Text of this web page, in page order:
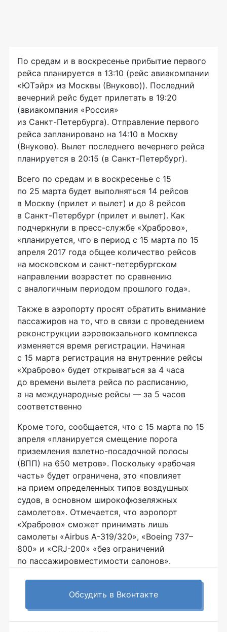
По средам и в воскресенье прибытие первого
рейса планируется в 13:10 (рейс авиакомпании
«ЮТэйр» из Москвы (Внуково)). Последний
вечерний рейс будет прилетать в 19:20
(авиакомпания «Россия»
из Санкт-Петербурга). Отправление первого
рейса запланировано на 14:10 в Москву
(Внуково). Вылет последнего вечернего рейса
планируется в 20:15 (в Санкт-Петербург).
Всего по средам и в воскресенье с 15
по 25 марта будет выполняться 14 рейсов
в Москву (прилет и вылет) и до 8 рейсов
в Санкт-Петербург (прилет и вылет). Как
подчеркнули в пресс-службе «Храброво»,
«планируется, что в период с 15 марта по 15
апреля 2017 года общее количество рейсов
на московском и санкт-петербургском
направлении возрастет по сравнению
с аналогичным периодом прошлого года».
Также в аэропорту просят обратить внимание
пассажиров на то, что в связи с проведением
реконструкции аэровокзального комплекса
изменяется время регистрации. Начиная
с 15 марта регистрация на внутренние рейсы
«Храброво» будет открываться за 4 часа
до времени вылета рейса по расписанию,
а на международные рейсы — за 5 часов
соответственно
Кроме того, сообщается, что с 15 марта по 15
апреля «планируется смещение порога
приземления взлетно-посадочной полосы
(ВПП) на 650 метров». Поскольку «рабочая
часть» будет ограничена, это «повлияет
на прием определенных типов воздушных
судов, в основном широкофюзеляжных
самолетов». Отмечается, что аэропорт
«Храброво» сможет принимать лишь
самолеты «Airbus A-319/320», «Boeing 737–
800» и «CRJ-200» «без ограничений
по пассажировместимости салонов».
Обсудить в Вконтакте